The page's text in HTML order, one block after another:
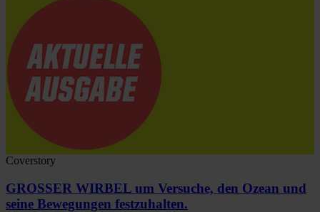
Coverstory
GROSSER WIRBEL um Versuche, den Ozean und
seine Bewegungen festzuhalten.